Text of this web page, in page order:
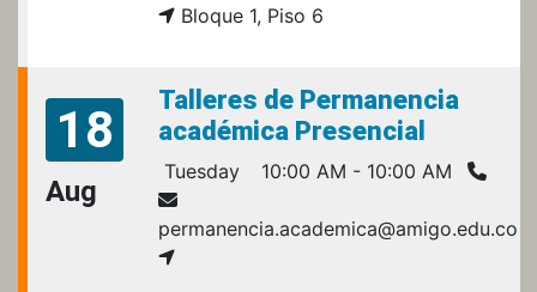
Bloque 1, Piso 6
18
Aug
Talleres de Permanencia
académica Presencial
Tuesday 10:00 AM - 10:00 AM
permanencia.academica@amigo.edu.co